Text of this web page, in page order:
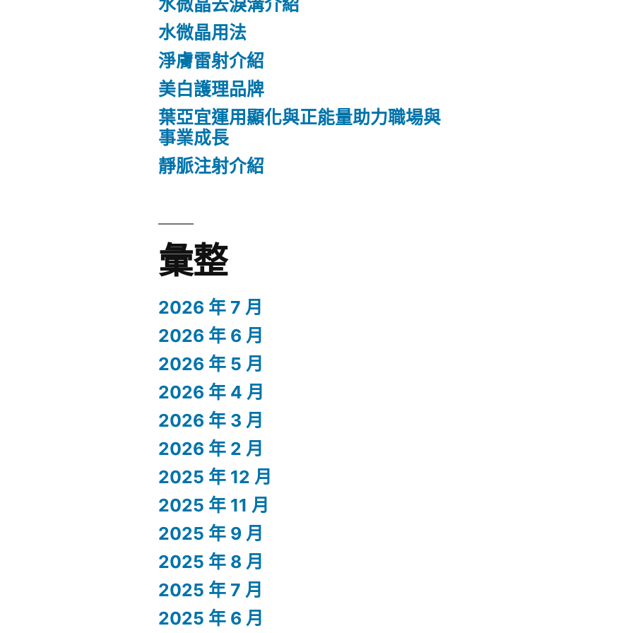
水微晶去淚溝介紹
水微晶用法
淨膚雷射介紹
美白護理品牌
葉亞宜運用顯化與正能量助力職場與
事業成長
靜脈注射介紹
彙整
2026 年 7 月
2026 年 6 月
2026 年 5 月
2026 年 4 月
2026 年 3 月
2026 年 2 月
2025 年 12 月
2025 年 11 月
2025 年 9 月
2025 年 8 月
2025 年 7 月
2025 年 6 月